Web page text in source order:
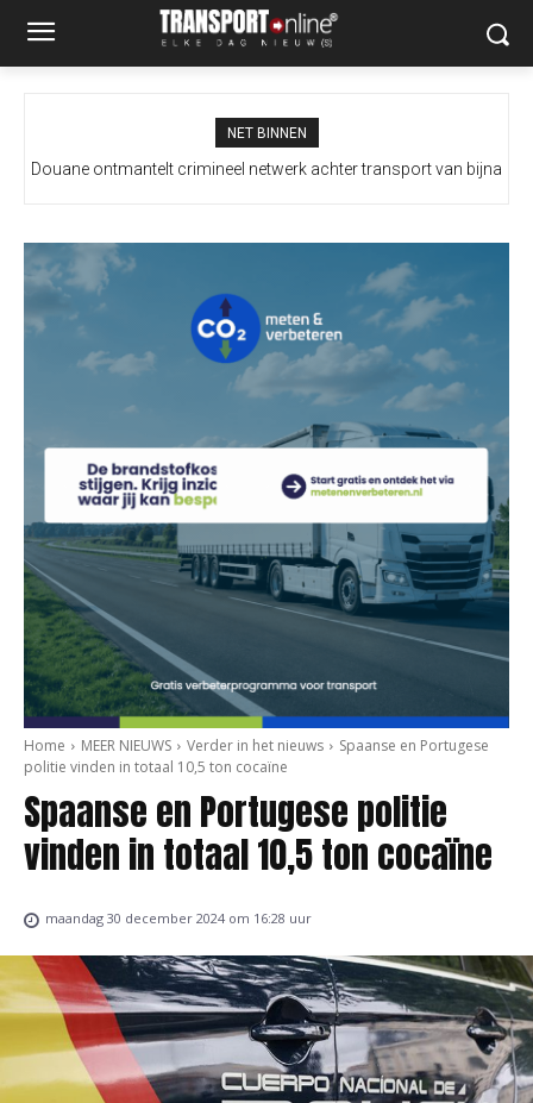
NET BINNEN
Douane ontmantelt crimineel netwerk achter transport van bijna
Italië wil grenscontroles niet intrekken na dreigement Spanje
Home MEER NIEUWS Verder in het nieuws
Spaanse en Portugese
politie vinden in totaal 10,5 ton cocaïne
Spaanse en Portugese politie
vinden in totaal 10,5 ton cocaïne
maandag 30 december 2024 om 16:28 uur